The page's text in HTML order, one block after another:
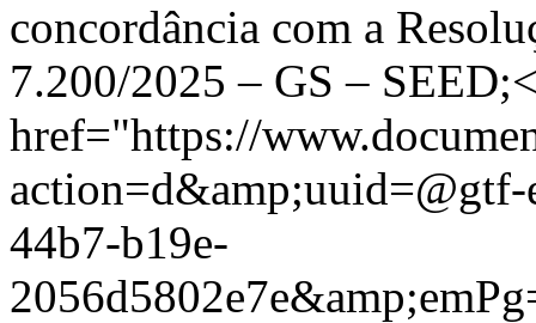
concordância com a
7.200/2025 – GS –
href="https://
action=d&amp;uuid=@gtf-
44b7-b19e-